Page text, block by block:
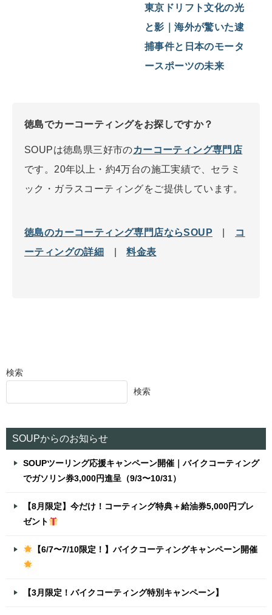
東京ドリフト文化の光
と影｜海外が驚いた逮
捕事件と日本のモータ
ースポーツの未来
徳島でカーコーティングをお探しですか？
SOUPは徳島県三好市のカーコーティング専門店
です。20年以上・約4万台の施工実績で、セラミ
ック・ガラスコーティングをご提供しています。
徳島のカーコーティング専門店ならSOUP
コ
ーティングの詳細
|料金表
検索
検索
SOUPからのお知らせ
SOUPツーリング応援キャンペーン開催｜バイクコーティング
でガソリン券3,000円進呈（9/3〜10/31）
【8月限定】今だけ！コーティング特典＋給油券5,000円プレ
ゼント
【6/7〜7/10限定！】バイクコーティングキャンペーン開催
【3月限定！バイクコーティング特別キャンペーン】